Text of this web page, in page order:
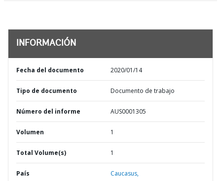
INFORMACIÓN
Fecha del documento 2020/01/14
Tipo de documento Documento de trabajo
Número del informe AUS0001305
Volumen 1
Total Volume(s) 1
País Caucasus,